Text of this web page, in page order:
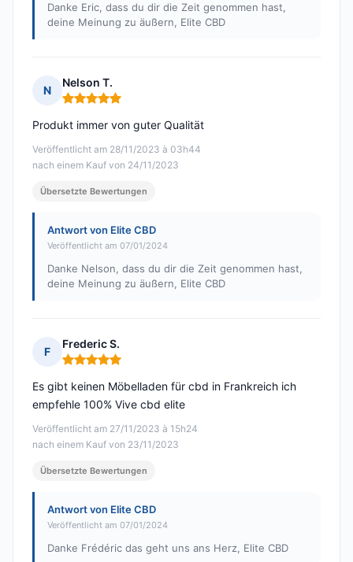
Danke Eric, dass du dir die Zeit genommen hast,
deine Meinung zu äußern, Elite CBD
N
Nelson T.
Hinweis: 5 von 5
Veröffentlicht am 28/11/2023 à 03h44
nach einem Kauf von 24/11/2023
Produkt immer von guter Qualität
Übersetzte Bewertungen
Antwort von Elite CBD
Veröffentlicht am 07/01/2024
Danke Nelson, dass du dir die Zeit genommen hast,
deine Meinung zu äußern, Elite CBD
F
Frederic S.
Hinweis: 5 von 5
Veröffentlicht am 27/11/2023 à 15h24
nach einem Kauf von 23/11/2023
Es gibt keinen Möbelladen für cbd in Frankreich ich
empfehle 100% Vive cbd elite
Übersetzte Bewertungen
Antwort von Elite CBD
Veröffentlicht am 07/01/2024
Danke Frédéric das geht uns ans Herz, Elite CBD